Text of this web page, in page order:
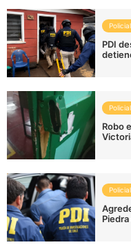
Policial
PDI
Policial
Robo
Policial